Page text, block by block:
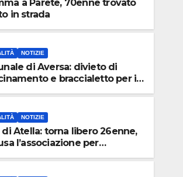
a Parete, 70enne trovato
in strada
NOTIZIE
di Aversa: divieto di
e braccialetto per i
NOTIZIE
di Atella: torna libero 26enne,
l’associazione per